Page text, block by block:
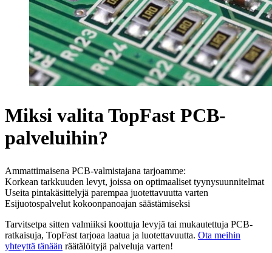
Miksi valita TopFast PCB-
palveluihin?
Ammattimaisena PCB-valmistajana tarjoamme:
Korkean tarkkuuden levyt, joissa on optimaaliset tyynysuunnitelmat
Useita pintakäsittelyjä parempaa juotettavuutta varten
Esijuotospalvelut kokoonpanoajan säästämiseksi
Tarvitsetpa sitten valmiiksi koottuja levyjä tai mukautettuja PCB-
ratkaisuja, TopFast tarjoaa laatua ja luotettavuutta. Ota meihin
yhteyttä tänään räätälöityjä palveluja varten!